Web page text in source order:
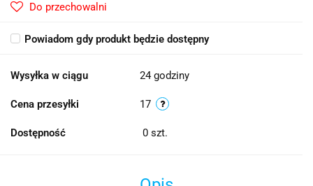
Do przechowalni
Powiadom gdy produkt będzie dostępny
Wysyłka w ciągu 24 godziny
Cena przesyłki 17
Dostępność 0 szt.